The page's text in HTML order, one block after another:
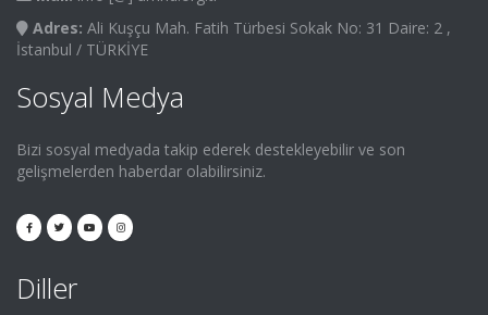
Adres: Ali Kuşçu Mah. Fatih Türbesi Sokak No: 31 Daire: 2 ,
İstanbul / TÜRKİYE
Sosyal Medya
Bizi sosyal medyada takip ederek destekleyebilir ve son
gelişmelerden haberdar olabilirsiniz.
Diller